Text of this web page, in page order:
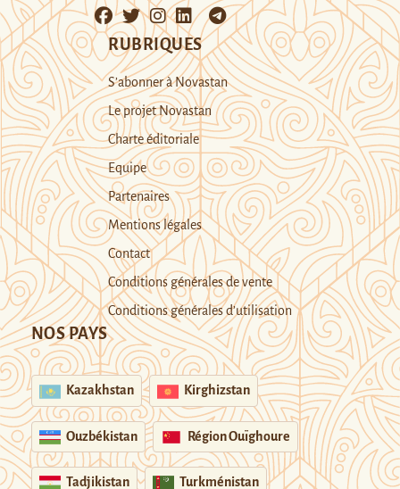
RUBRIQUES
S’abonner à Novastan
Le projet Novastan
Charte éditoriale
Equipe
Partenaires
Mentions légales
Contact
Conditions générales de vente
Conditions générales d’utilisation
NOS PAYS
Kazakhstan Kirghizstan
Ouzbékistan Région Ouïghoure
Tadjikistan Turkménistan